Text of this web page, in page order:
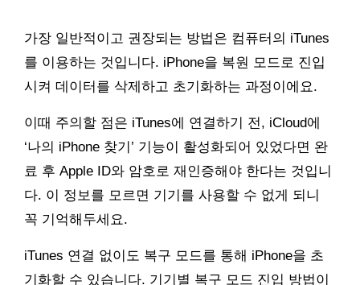
가장 일반적이고 권장되는 방법은 컴퓨터의 iTunes
를 이용하는 것입니다. iPhone을 복원 모드로 진입
시켜 데이터를 삭제하고 초기화하는 과정이에요.
이때 주의할 점은 iTunes에 연결하기 전, iCloud에
‘나의 iPhone 찾기’ 기능이 활성화되어 있었다면 완
료 후 Apple ID와 암호로 재인증해야 한다는 것입니
다. 이 정보를 모르면 기기를 사용할 수 없게 되니
꼭 기억해두세요.
iTunes 연결 없이도 복구 모드를 통해 iPhone을 초
기화할 수 있습니다. 기기별 복구 모드 진입 방법이